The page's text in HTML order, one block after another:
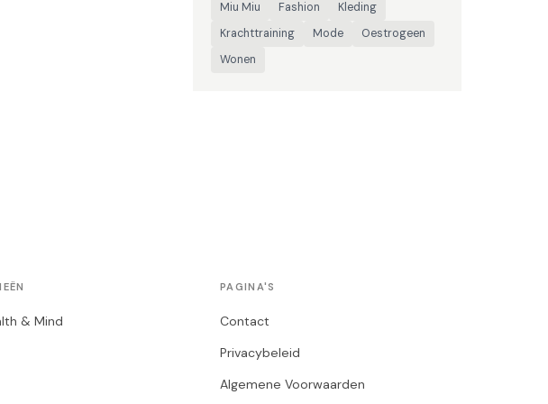
Miu Miu
Fashion
Kleding
Krachttraining
Mode
Oestrogeen
Wonen
& Mind
PAGINA'S
Contact
Privacybeleid
Algemene Voorwaarden